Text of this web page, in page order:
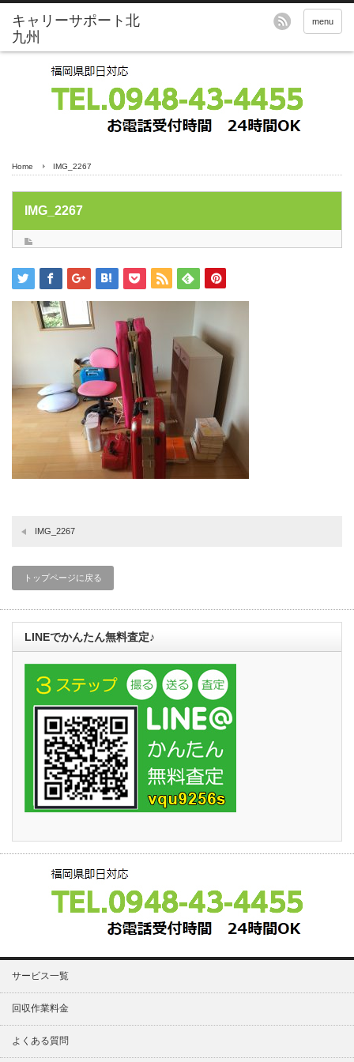
menu
Home IMG_2267
IMG_2267
IMG_2267
トップページに戻る
LINEでかんたん無料査定♪
サービス一覧
回収作業料金
よくある質問